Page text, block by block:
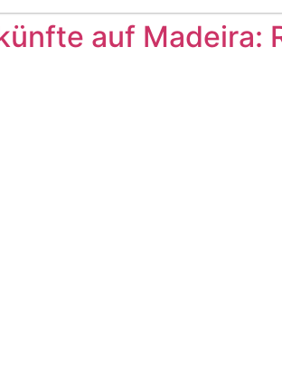
auf Madeira: